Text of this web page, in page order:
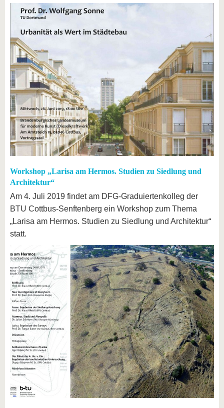
Workshop „Larisa am Hermos. Studien zu Siedlung und
Architektur“
Am 4. Juli 2019 findet am DFG-Graduiertenkolleg der
BTU Cottbus-Senftenberg ein Workshop zum Thema
„Larisa am Hermos. Studien zu Siedlung und Architektur“
statt.